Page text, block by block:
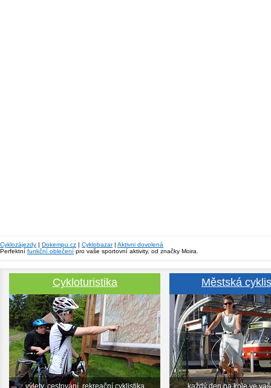
Cyklozájezdy | Dokempu.cz | Cyklobazar| Aktivni dovolená
Perfektní funkční oblečení pro vaše sportovní aktivity, od značky Moira.
Cykloturistika
výlety, cestování, rekreační cyklistika
Městská
každý den na kole ve